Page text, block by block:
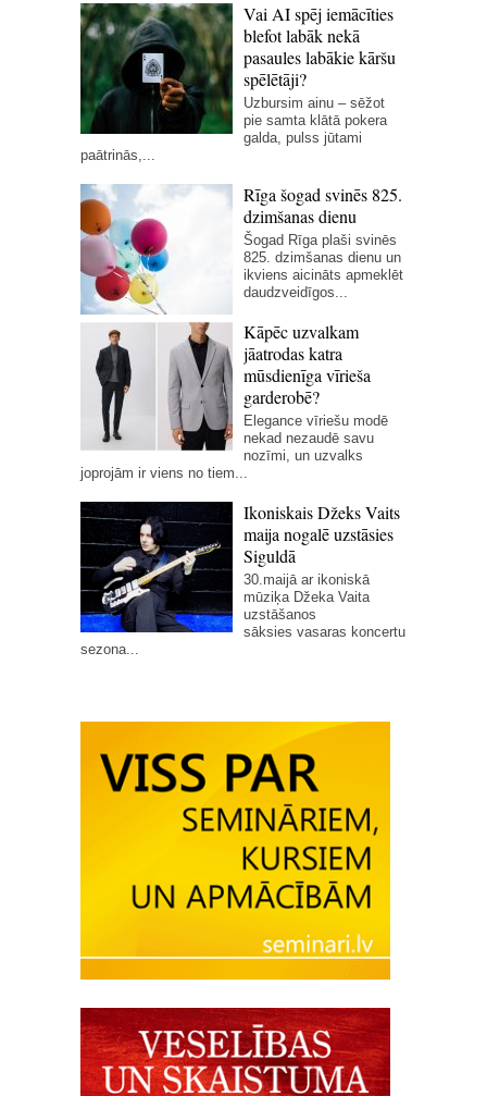
Vai AI spēj iemācīties
blefot labāk nekā
pasaules labākie kāršu
spēlētāji?
Uzbursim ainu – sēžot
pie samta klātā pokera
galda, pulss jūtami
paātrinās,...
Rīga šogad svinēs 825.
dzimšanas dienu
Šogad Rīga plaši svinēs
825. dzimšanas dienu un
ikviens aicināts apmeklēt
daudzveidīgos...
Kāpēc uzvalkam
jāatrodas katra
mūsdienīga vīrieša
garderobē?
Elegance vīriešu modē
nekad nezaudē savu
nozīmi, un uzvalks
joprojām ir viens no tiem...
Ikoniskais Džeks Vaits
maija nogalē uzstāsies
Siguldā
30.maijā ar ikoniskā
mūziķa Džeka Vaita
uzstāšanos
sāksies vasaras koncertu
sezona...